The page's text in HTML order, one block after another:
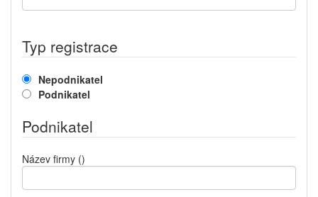
Typ registrace
Nepodnikatel
Podnikatel
Podnikatel
Název firmy ()